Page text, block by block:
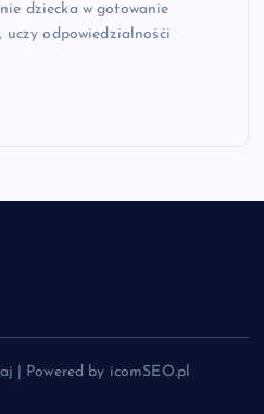
dziecka w gotowanie
uczy odpowiedzialnośći
| Powered by icomSEO.pl